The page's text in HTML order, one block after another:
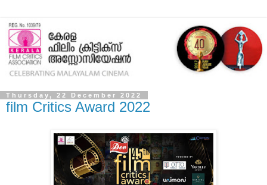
Thursday, 22 December 2022
film Critics Award 2022